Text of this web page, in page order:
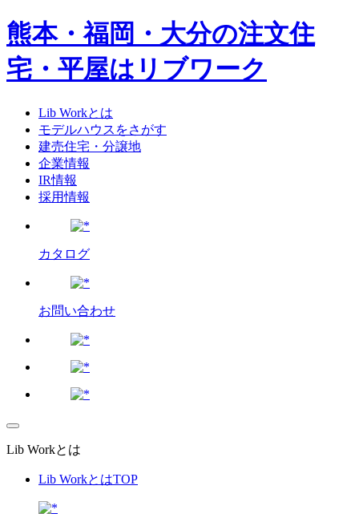
熊本・福岡・大分の注文住
宅・平屋はリブワーク
Lib Workとは
モデルハウスをさがす
建売住宅・分譲地
企業情報
IR情報
採用情報
カタログ
お問い合わせ
Lib Workとは
Lib WorkとはTOP